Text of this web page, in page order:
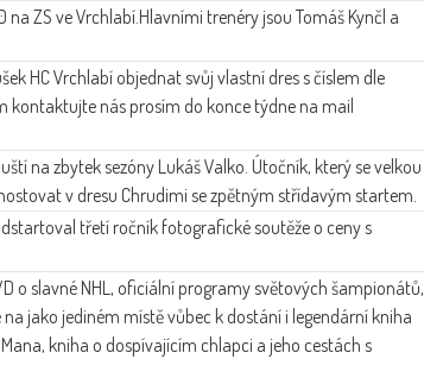
na ZS ve Vrchlabí.Hlavními trenéry jsou Tomáš Kynčl a
HC Vrchlabí objednat svůj vlastní dres s číslem dle
kontaktujte nás prosím do konce týdne na mail
na zbytek sezóny Lukáš Valko. Útočník, který se velkou
v dresu Chrudimi se zpětným střídavým startem.
třetí ročník fotografické soutěže o ceny s
o slavné NHL, oficiální programy světových šampionátů,
na jako jediném místě vůbec k dostání i legendární kniha
kniha o dospívajícím chlapci a jeho cestách s